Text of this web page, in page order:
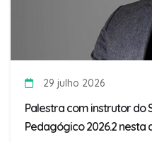
29 julho 2026
Palestra com instrutor do
Pedagógico 2026.2 nesta